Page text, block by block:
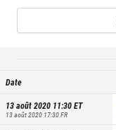
Date
13 août 2020 11:30ET
13 août 2020 17:30FR